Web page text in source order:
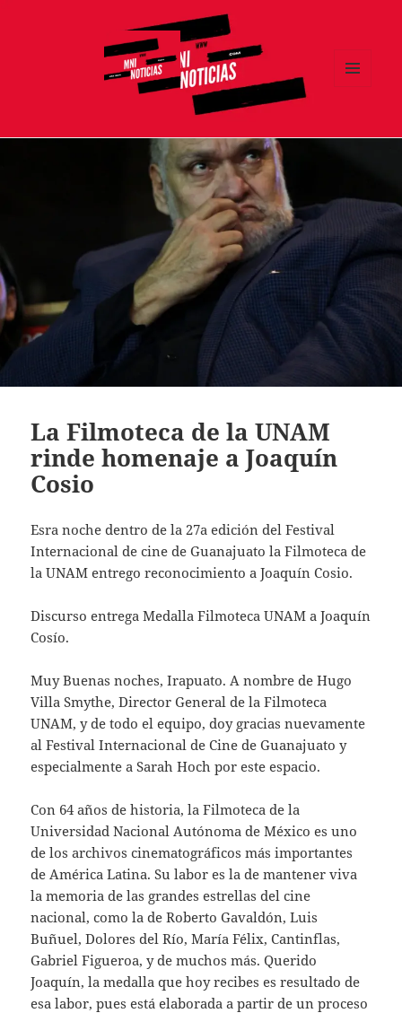
La Filmoteca de la UNAM
rinde homenaje a Joaquín
Cosio
Esra noche dentro de la 27a edición del Festival
Internacional de cine de Guanajuato la Filmoteca de
la UNAM entrego reconocimiento a Joaquín Cosio.
Discurso entrega Medalla Filmoteca UNAM a Joaquín
Cosío.
Muy Buenas noches, Irapuato. A nombre de Hugo
Villa Smythe, Director General de la Filmoteca
UNAM, y de todo el equipo, doy gracias nuevamente
al Festival Internacional de Cine de Guanajuato y
especialmente a Sarah Hoch por este espacio.
Con 64 años de historia, la Filmoteca de la
Universidad Nacional Autónoma de México es uno
de los archivos cinematográficos más importantes
de América Latina. Su labor es la de mantener viva
la memoria de las grandes estrellas del cine
nacional, como la de Roberto Gavaldón, Luis
Buñuel, Dolores del Río, María Félix, Cantinflas,
Gabriel Figueroa, y de muchos más. Querido
Joaquín, la medalla que hoy recibes es resultado de
esa labor, pues está elaborada a partir de un proceso